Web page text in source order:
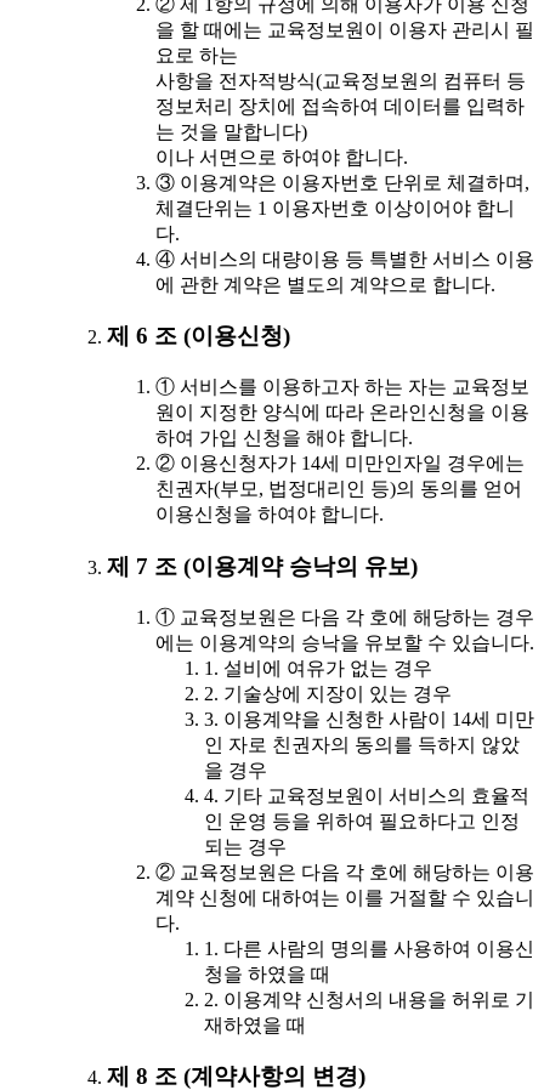
을 할 때에는 교육정보원이 이용자 관리시 필
요로 하는
사항을 전자적방식(교육정보원의 컴퓨터 등
정보처리 장치에 접속하여 데이터를 입력하
는 것을 말합니다)
이나 서면으로 하여야 합니다.
③ 이용계약은 이용자번호 단위로 체결하며,
체결단위는 1 이용자번호 이상이어야 합니
다.
④ 서비스의 대량이용 등 특별한 서비스 이용
에 관한 계약은 별도의 계약으로 합니다.
제 6 조 (이용신청)
① 서비스를 이용하고자 하는 자는 교육정보
원이 지정한 양식에 따라 온라인신청을 이용
하여 가입 신청을 해야 합니다.
② 이용신청자가 14세 미만인자일 경우에는
친권자(부모, 법정대리인 등)의 동의를 얻어
이용신청을 하여야 합니다.
제 7 조 (이용계약 승낙의 유보)
① 교육정보원은 다음 각 호에 해당하는 경우
에는 이용계약의 승낙을 유보할 수 있습니다.
1. 설비에 여유가 없는 경우
2. 기술상에 지장이 있는 경우
3. 이용계약을 신청한 사람이 14세 미만
인 자로 친권자의 동의를 득하지 않았
을 경우
4. 기타 교육정보원이 서비스의 효율적
인 운영 등을 위하여 필요하다고 인정
되는 경우
② 교육정보원은 다음 각 호에 해당하는 이용
계약 신청에 대하여는 이를 거절할 수 있습니
다.
1. 다른 사람의 명의를 사용하여 이용신
청을 하였을 때
2. 이용계약 신청서의 내용을 허위로 기
재하였을 때
제 8 조 (계약사항의 변경)